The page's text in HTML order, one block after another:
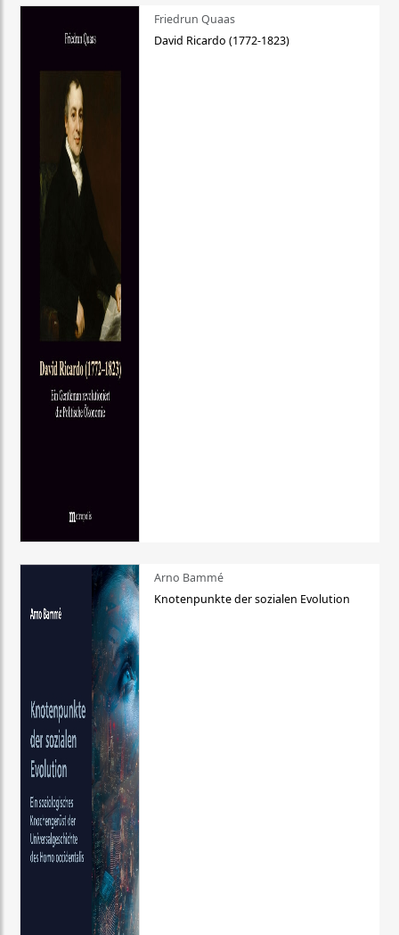
Friedrun Quaas
David Ricardo (1772-1823)
Arno Bammé
Knotenpunkte der sozialen Evolution